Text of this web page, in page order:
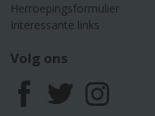
Herroepingsformulier
Interessante links
Volg ons
F
T
I